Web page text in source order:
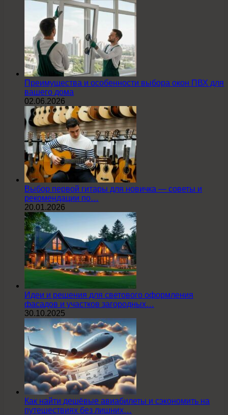
Преимущества и особенности выбора окон ПВХ для
вашего дома
02.06.2026
Выбор первой гитары для новичка — советы и
рекомендации по…
20.01.2026
Идеи и решения для светового оформления
фасадов и участков загородных…
30.10.2025
Как найти дешёвые авиабилеты и сэкономить на
путешествиях без лишних…